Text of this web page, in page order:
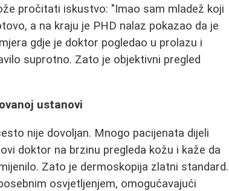
pročitati iskustvo: "Imao sam mladež koji
a na kraju je PHD nalaz pokazao da je
gdje je doktor pogledao u prolazu i
suprotno. Zato je objektivni pregled
ustanovi
nije dovoljan. Mnogo pacijenata dijeli
doktor na brzinu pregleda kožu i kaže da
Zato je dermoskopija zlatni standard.
osvjetljenjem, omogućavajući